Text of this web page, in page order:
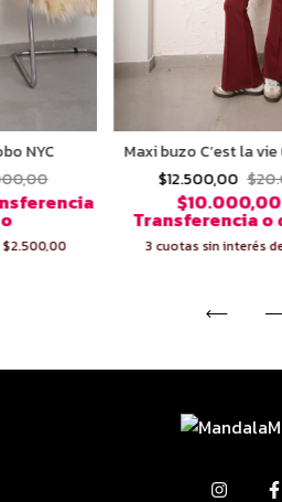
NYC
$2.500,00
Maxi buzo C’est la
$12.500,00
$10.000,00
Transferencia
3 cuotas sin interés